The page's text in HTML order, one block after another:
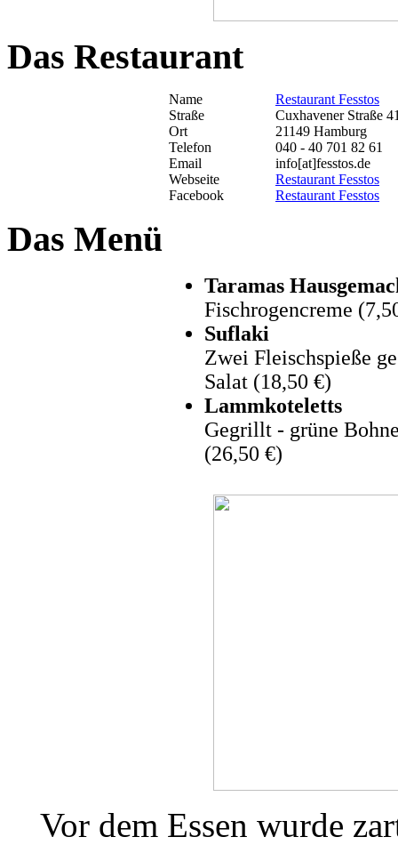
Das Restaurant
Name
Restaurant Fesstos
Straße
Cuxhavener Straße
Ort
21149 Hamburg
Telefon
040 - 40 701 82 61
Email
info[at]fesstos.de
Webseite
Restaurant Fesstos
Facebook
Restaurant Fesstos
Das Menü
Taramas
Fischrogencreme
Suflaki
Zwei Fleischspieße
Salat (18,50 €)
Lammkoteletts
Gegrillt - grüne
(26,50 €)
Vor dem Essen wurde